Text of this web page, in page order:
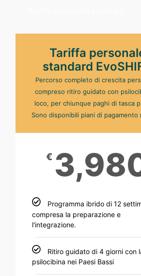
Tariffa
standard
Percorso completo di crescita
compreso ritiro guidato con
loco, per chiunque paghi di tasca
Sono disponibili piani di pagamento
€
Programma ibrido di 12
compresa la preparazione e
l'integrazione.
Ritiro guidato di 4 giorni con
psilocibina nei Paesi Bassi